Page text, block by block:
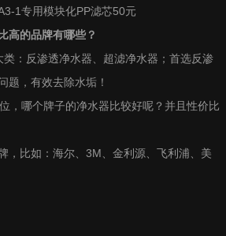
1专用模块化PP滤芯50元
高的品牌有哪些？
：反渗透净水器、超滤净水器；首选反渗
题，有效去除水垢！
，哪个牌子的净水器比较好呢？并且性价比
，比如：海尔、3M、金利源、飞利浦、美